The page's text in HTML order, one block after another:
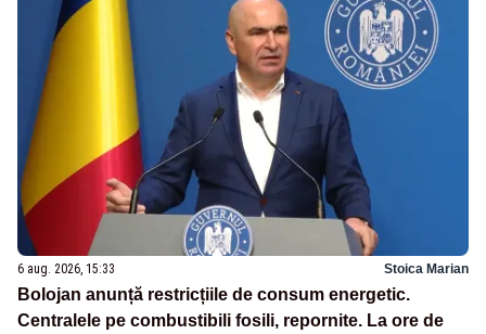
6 aug. 2026, 15:33 Stoica Marian
Bolojan anunță restricțiile de consum energetic.
Centralele pe combustibili fosili, repornite. La ore de